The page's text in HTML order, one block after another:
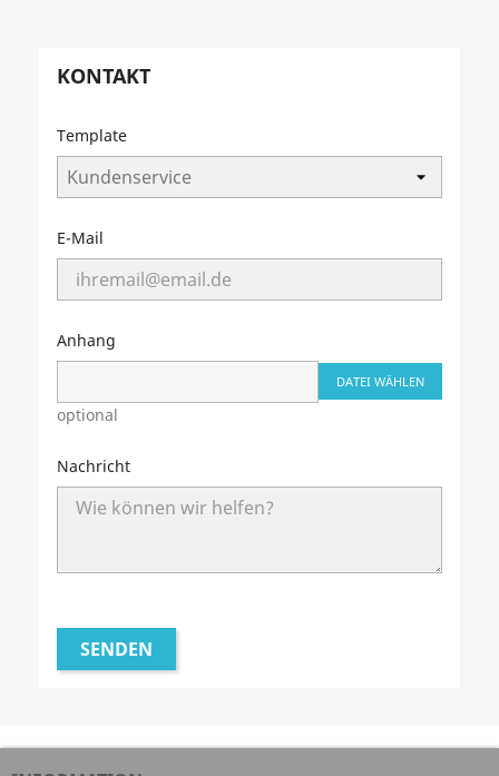
KONTAKT
Template
E-Mail
Anhang
DATEI WÄHLEN
optional
Nachricht